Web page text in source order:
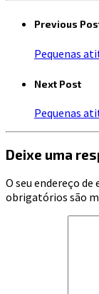
Previous
Pequenas
Next Post
Pequenas
Deixe uma
O seu endereço
obrigatórios são